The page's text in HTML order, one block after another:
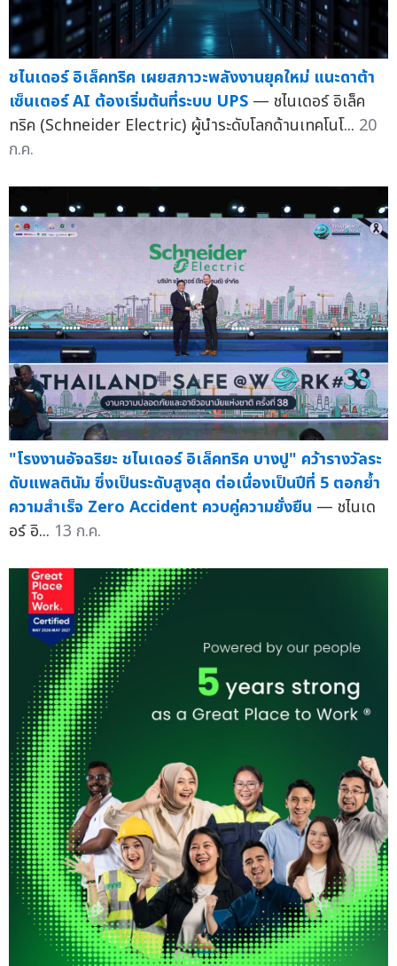
ชไนเดอร์ อิเล็คทริค เผยสภาวะพลังงานยุคใหม่ แนะดาต้า
เซ็นเตอร์ AI ต้องเริ่มต้นที่ระบบ UPS — ชไนเดอร์ อิเล็ค
ทริค (Schneider Electric) ผู้นำระดับโลกด้านเทคโนโ... 20
ก.ค.
"โรงงานอัจฉริยะ ชไนเดอร์ อิเล็คทริค บางปู" คว้ารางวัลระ
ดับแพลตินัม ซึ่งเป็นระดับสูงสุด ต่อเนื่องเป็นปีที่ 5 ตอกย้ำ
ความสำเร็จ Zero Accident ควบคู่ความยั่งยืน — ชไนเด
อร์ อิ... 13 ก.ค.